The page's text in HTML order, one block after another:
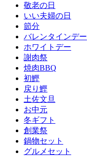
敬老の日
いい夫婦の日
節分
バレンタインデー
ホワイトデー
謝肉祭
焼肉BBQ
初鰹
戻り鰹
土佐文旦
お中元
冬ギフト
創業祭
鍋物セット
グルメセット